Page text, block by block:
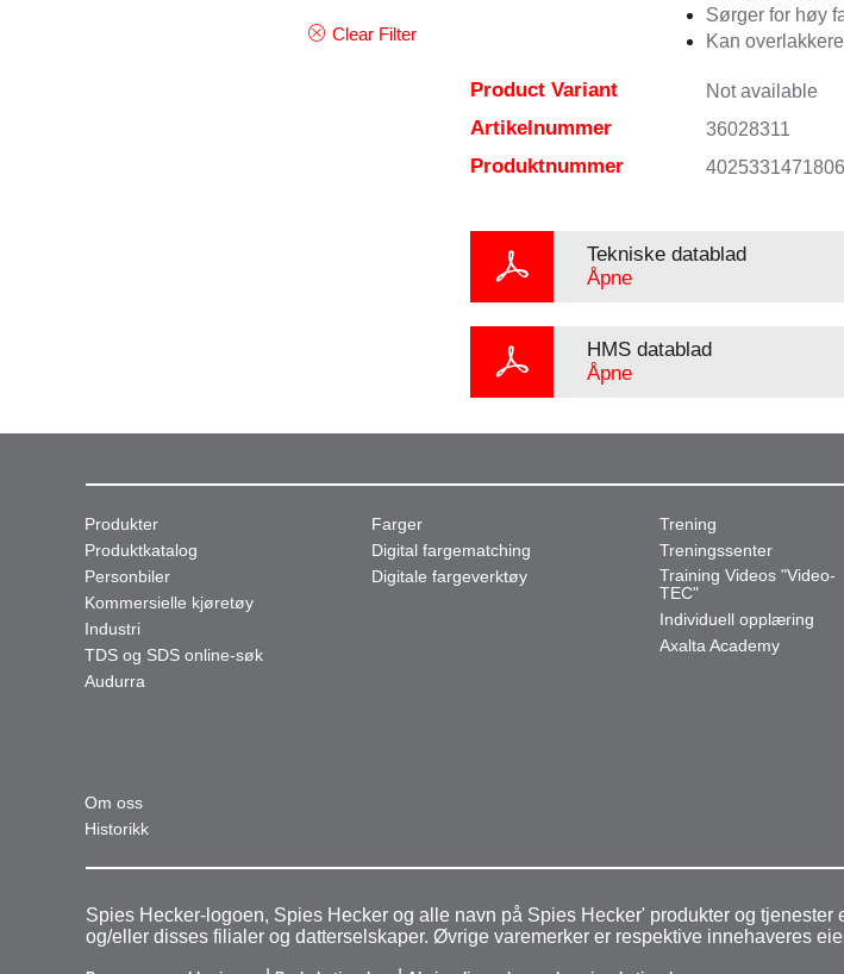
Clear Filter
Sørger for høy
Kan
Product Variant Not available
Artikelnummer 36028311
Produktnummer 4025331471806
Tekniske datablad
Åpne
HMS datablad
Åpne
Produkter
Produktkatalog
Personbiler
Kommersielle kjøretøy
Industri
TDS og SDS online-søk
Audurra
Farger
Digital fargematching
Digitale fargeverktøy
Trening
Treningssenter
Training Videos "Video-
TEC"
Individuell opplæring
Axalta Academy
Om oss
Historikk
Spies Hecker-logoen, Spies Hecker og alle navn på Spies Hecker' produkter og
og/eller disses filialer og datterselskaper. Øvrige varemerker er respektive innehaveres